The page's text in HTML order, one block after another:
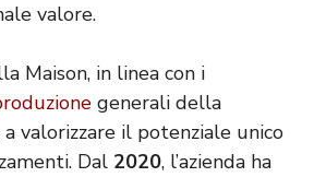
valore.
Maison, in linea con i
generali della
valorizzare il potenziale unico
Dal 2020, l’azienda ha